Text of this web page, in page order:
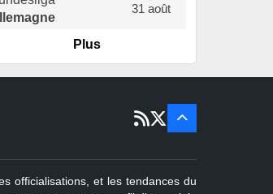
31 août
15 sept
sept
sept
Plus
officialisations, et les tendances du